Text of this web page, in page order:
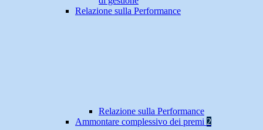
Relazione sulla Performance
Relazione sulla Performance
Ammontare complessivo dei premi 2